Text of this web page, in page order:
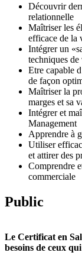
Découvrir
relationnelle
Maîtriser les
efficace de la
Intégrer un
techniques de
Etre capable
de façon
Maîtriser la
marges et sa
Intégrer et
Management
Apprendre à
Utiliser
et attirer des
Comprendre
commerciale
Public
Le Certificat en
besoins de ceux